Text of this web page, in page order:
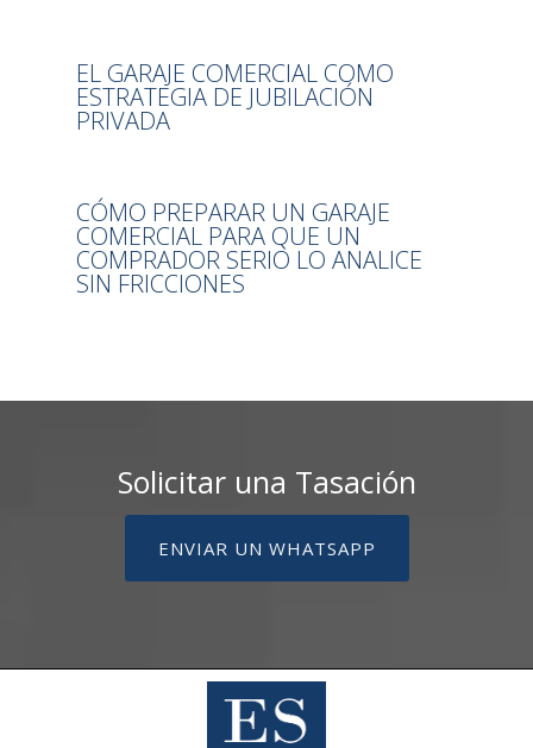
EL GARAJE COMERCIAL COMO
ESTRATEGIA DE JUBILACIÓN
PRIVADA
CÓMO PREPARAR UN GARAJE
COMERCIAL PARA QUE UN
COMPRADOR SERIO LO ANALICE
SIN FRICCIONES
Solicitar una Tasación
ENVIAR UN WHATSAPP